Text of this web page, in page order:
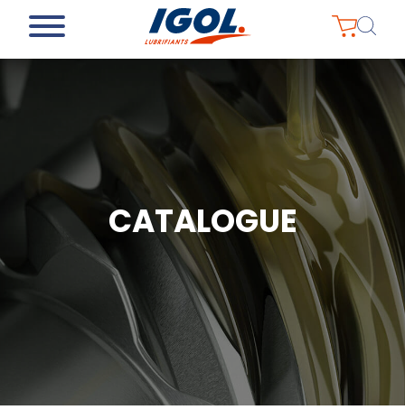
CATALOGUE